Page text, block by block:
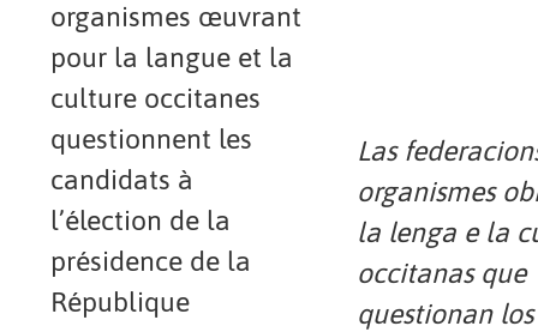
organismes œuvrant
pour la langue et la
culture occitanes
questionnent les
candidats à
l’élection de la
présidence de la
République
Las
organismes
la lenga e la
occitanas que
questionan los